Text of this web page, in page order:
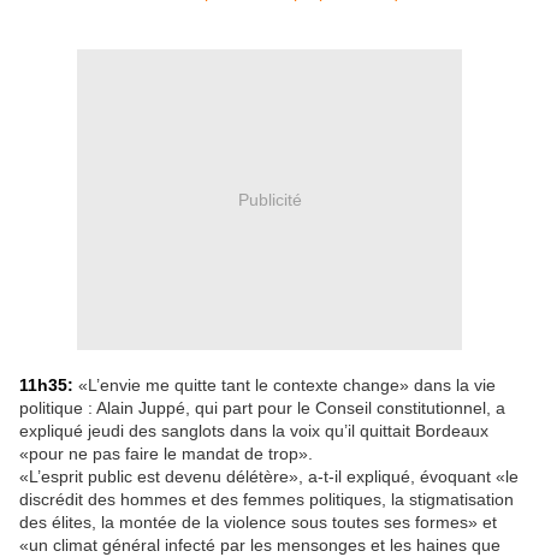
Publicité
11h35: «L’envie me quitte tant le contexte change» dans la vie
politique : Alain Juppé, qui part pour le Conseil constitutionnel, a
expliqué jeudi des sanglots dans la voix qu’il quittait Bordeaux
«pour ne pas faire le mandat de trop».
«L’esprit public est devenu délétère», a-t-il expliqué, évoquant «le
discrédit des hommes et des femmes politiques, la stigmatisation
des élites, la montée de la violence sous toutes ses formes» et
«un climat général infecté par les mensonges et les haines que